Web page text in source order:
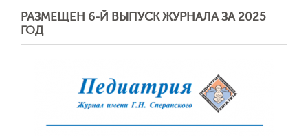
РАЗМЕЩЕН 6-Й ВЫПУСК ЖУРНАЛА ЗА 2025
ГОД